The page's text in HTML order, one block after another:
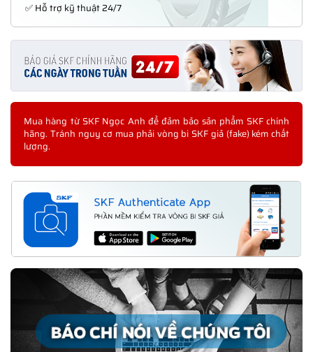
✅ Hỗ trợ kỹ thuật 24/7
Mua hàng từ SKF Ngọc Anh để đảm bảo sản phẩm SKF chính
hãng. Tránh nguy cơ mua phải vòng bi SKF giả (fake) kém chất
lượng.